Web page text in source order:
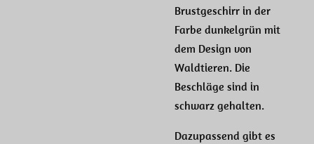
Brustgeschirr in der
Farbe dunkelgrün mit
dem Design von
Waldtieren. Die
Beschläge sind in
schwarz gehalten.
Dazupassend gibt es